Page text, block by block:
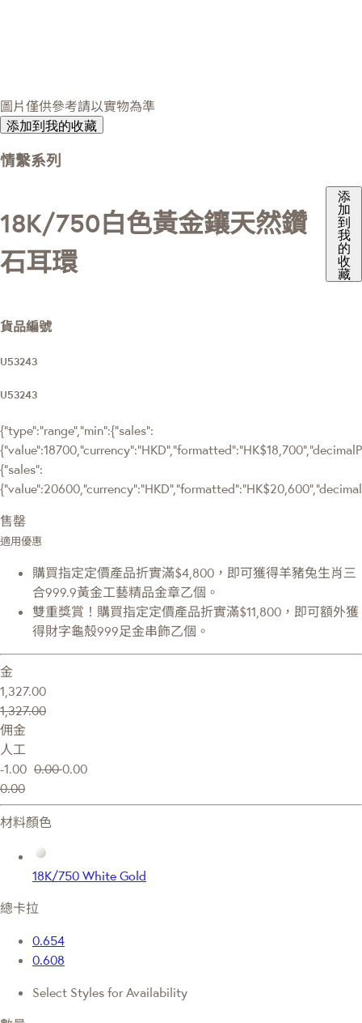
圖片僅供參考請以實物為準
添加到我的收藏
情繫系列
18K/750白色黃金鑲天然鑽
石耳環
添
加
到
我
的
收
藏
貨品編號
U53243
U53243
{"type":"range","min":{"sales":
{"sales":
售罄
適用優惠
購買指定定價產品折實滿$4,800，即可獲得羊豬兔生肖三
合999.9黃金工藝精品金章乙個。
雙重獎賞！購買指定定價產品折實滿$11,800，即可額外獲
得財字龜殼999足金串飾乙個。
金
1,327.00
1,327.00
佣金
人工
-1.00 0.000.00
0.00
材料顏色
18K/750 White Gold
總卡拉
0.654
0.608
Select Styles for Availability